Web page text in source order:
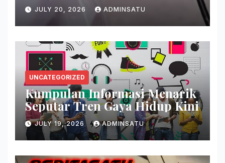
JULY 20, 2026 ADMINSATU
UNCATEGORIZED
Kumpulan Informasi Menarik
Seputar Tren Gaya Hidup Kini
JULY 19, 2026 ADMINSATU